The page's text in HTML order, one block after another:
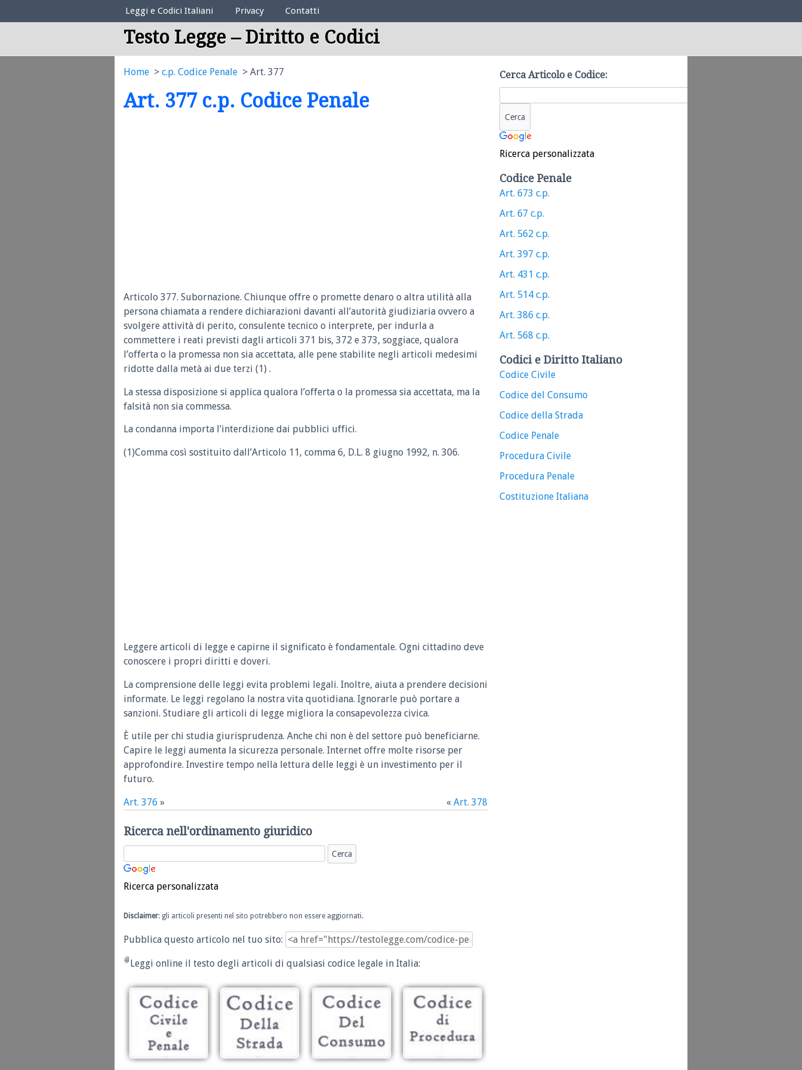
Elenco Codici Legali
Leggi e Codici Italiani Privacy Contatti
Testo Legge – Diritto e Codici
Home c.p. Codice Penale Art. 377
Art. 377 c.p. Codice Penale
Articolo 377. Subornazione. Chiunque offre o promette denaro o altra utilità alla
persona chiamata a rendere dichiarazioni davanti all’autorità giudiziaria ovvero a
svolgere attività di perito, consulente tecnico o interprete, per indurla a
commettere i reati previsti dagli articoli 371 bis, 372 e 373, soggiace, qualora
l’offerta o la promessa non sia accettata, alle pene stabilite negli articoli medesimi
ridotte dalla metà ai due terzi (1) .
La stessa disposizione si applica qualora l’offerta o la promessa sia accettata, ma la
falsità non sia commessa.
La condanna importa l’interdizione dai pubblici uffici.
(1)Comma così sostituito dall’Articolo 11, comma 6, D.L. 8 giugno 1992, n. 306.
Leggere articoli di legge e capirne il significato è fondamentale. Ogni cittadino deve
conoscere i propri diritti e doveri.
La comprensione delle leggi evita problemi legali. Inoltre, aiuta a prendere decisioni
informate. Le leggi regolano la nostra vita quotidiana. Ignorarle può portare a
sanzioni. Studiare gli articoli di legge migliora la consapevolezza civica.
È utile per chi studia giurisprudenza. Anche chi non è del settore può beneficiarne.
Capire le leggi aumenta la sicurezza personale. Internet offre molte risorse per
approfondire. Investire tempo nella lettura delle leggi è un investimento per il
futuro.
Art. 376 » « Art. 378
Ricerca nell'ordinamento giuridico
Ricerca personalizzata
Disclaimer: gli articoli presenti nel sito potrebbero non essere aggiornati.
Pubblica questo articolo nel tuo sito:
Leggi online il testo degli articoli di qualsiasi codice legale in Italia:
Cerca Articolo e Codice:
Ricerca personalizzata
Codice Penale
Art. 673 c.p.
Art. 67 c.p.
Art. 562 c.p.
Art. 397 c.p.
Art. 431 c.p.
Art. 514 c.p.
Art. 386 c.p.
Art. 568 c.p.
Codici e Diritto Italiano
Codice Civile
Codice del Consumo
Codice della Strada
Codice Penale
Procedura Civile
Procedura Penale
Costituzione Italiana